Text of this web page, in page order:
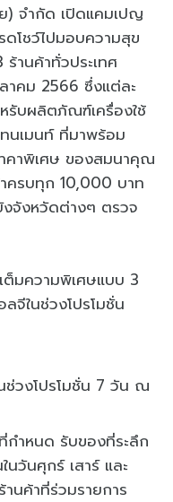
) จำกัด เปิดแคมเปญ
ดโชว์ไปมอบความสุข
ร้านค้าทั่วประเทศ
าคม 2566 ซึ่งแต่ละ
รับผลิตภัณฑ์เครื่องใช้
ทนเมนท์ ที่มาพร้อม
คาพิเศษ ของสมนาคุณ
ครบทุก 10,000 บาท
งจังหวัดต่างๆ ตรวจ
ต็มความพิเศษแบบ 3
จีในช่วงโปรโมชั่น
วงโปรโมชั่น 7 วัน ณ
กำหนด รับของที่ระลึก
นวันศุกร์ เสาร์ และ
นค้าที่ร่วมรายการ